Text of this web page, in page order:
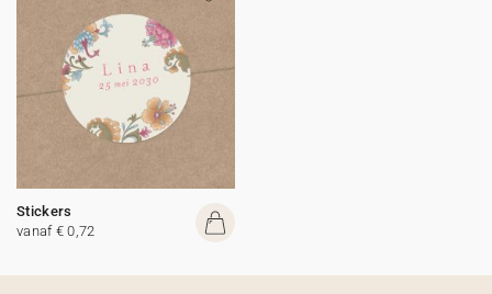
Stickers
vanaf € 0,72